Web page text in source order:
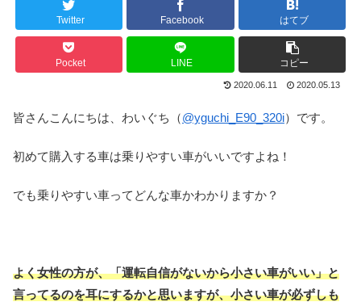
Twitter Facebook はてブ
Pocket LINE コピー
2020.06.11 2020.05.13
皆さんこんにちは、わいぐち（@yguchi_E90_320i）です。
初めて購入する車は乗りやすい車がいいですよね！
でも乗りやすい車ってどんな車かわかりますか？
よく女性の方が、「運転自信がないから小さい車がいい」と
言ってるのを耳にするかと思いますが、小さい車が必ずしも